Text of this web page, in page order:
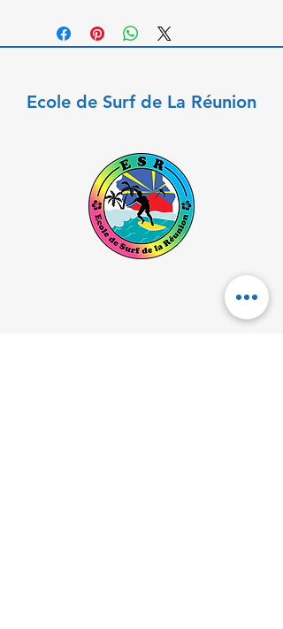
REMBOURSEMENT
Vous pouvez retourner, à vos frais,
Vous pouvez également procéder à
échange, les nouveaux frais
d’expédition sont à la charge du
Toutes les informations que nous
communiquons sont basées sur
celles du fabricant. Nous
dégageons toute responsabilité
Ecole de Surf de La Réunion